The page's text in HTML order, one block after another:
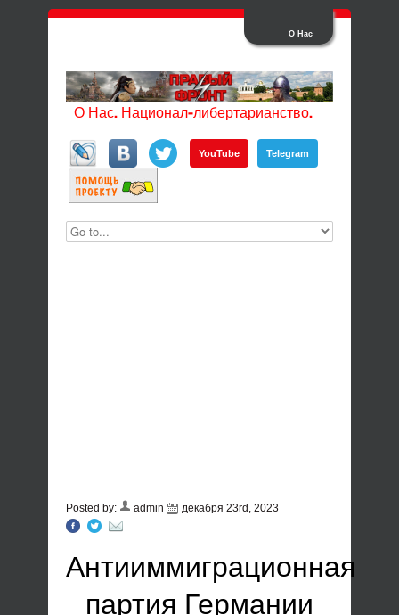
О Нас
О Нас. Национал-либертарианство.
YouTube Telegram
Posted by: admin декабря 23rd, 2023
Антииммиграционная
партия Германии